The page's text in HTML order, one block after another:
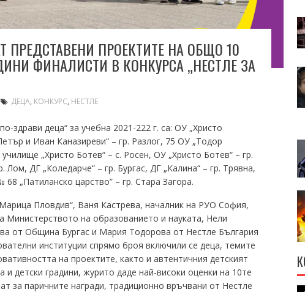
ПРОЕКТИТЕ НА ОБЩО 10
ФИНАЛИСТИ В КОНКУРСА „НЕСТЛЕ ЗА
ДЕЦА, КОНКУРС, НЕСТЛЕ
здрави деца“ за учебна 2021-222 г. са: ОУ „Христо
и Иван Каназиреви“ – гр. Разлог, 75 ОУ „Тодор
„Христо Ботев“ – с. Росен, ОУ „Христо Ботев“ – гр.
ДГ „Коледарче“ – гр. Бургас, ДГ „Калина“ – гр. Трявна,
„Патиланско царство” – гр. Стара Загора.
Пловдив“, Ваня Кастрева, началник на РУО София,
Министерството на образованието и науката, Нели
от Община Бургас и Мария Тодорова от Нестле България
институции спрямо броя включили се деца, темите
на проектите, както и автентичния детският
детски градини, журито даде най-високи оценки на 10те
за паричните награди, традиционно връчвани от Нестле